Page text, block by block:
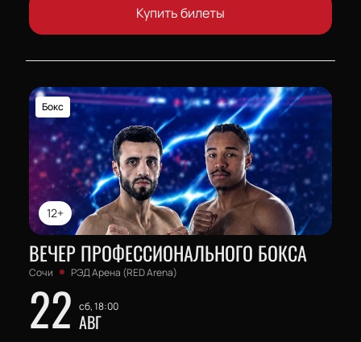
Купить билеты
12+
Бокс
ВЕЧЕР ПРОФЕССИОНАЛЬНОГО БОКСА
Сочи РЭД Арена (RED Arena)
22 сб, 18:00
АВГ